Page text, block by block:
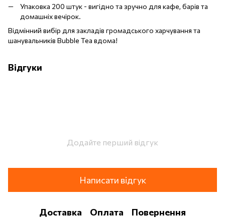
Упаковка 200 штук - вигідно та зручно для кафе, барів та
домашніх вечірок.
Відмінний вибір для закладів громадського харчування та
шанувальників Bubble Tea вдома!
Відгуки
Додайте перший відгук
Написати відгук
Доставка Оплата Повернення